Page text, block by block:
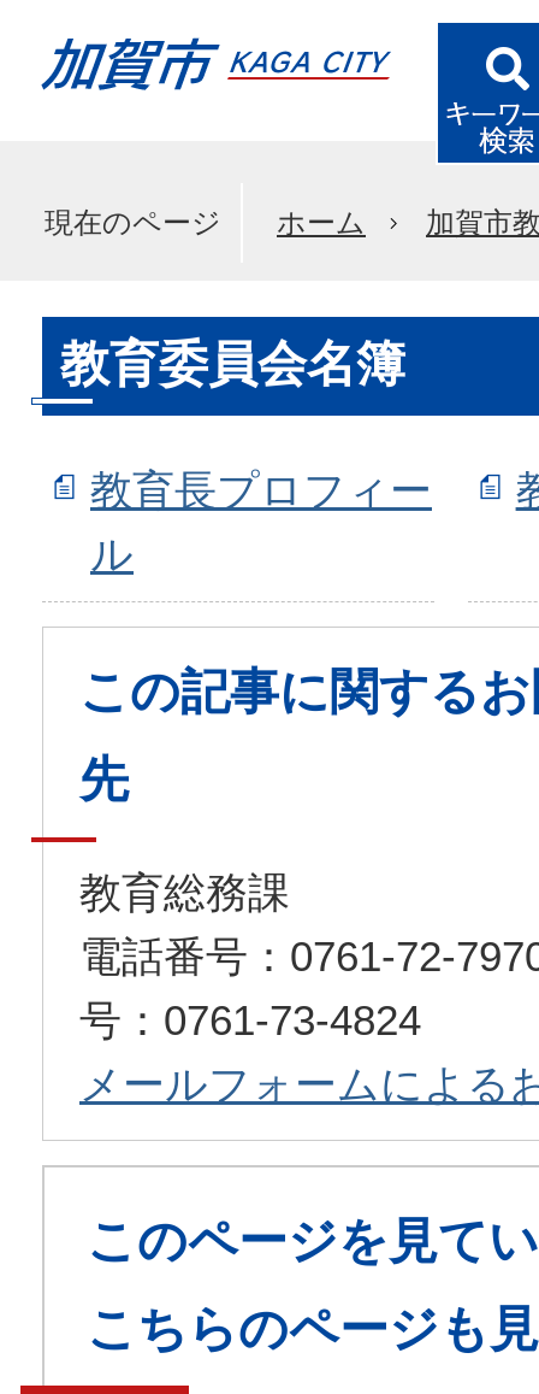
現在のページ ホーム 加賀市
教育委員会名簿
教育長プロフィー
ル
この記事に関する
先
教育総務課
電話番号：0761-72-
号：0761-73-4824
メールフォームによる
このページを見て
こちらのページも